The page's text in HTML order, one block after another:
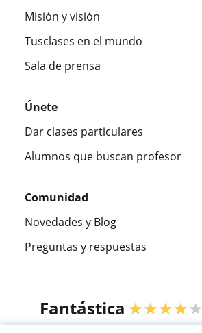
Misión y visión
Tusclases en el mundo
Sala de prensa
Únete
Dar clases particulares
Alumnos que buscan profesor
Comunidad
Novedades y Blog
Preguntas y respuestas
Fantástica ★★★★★